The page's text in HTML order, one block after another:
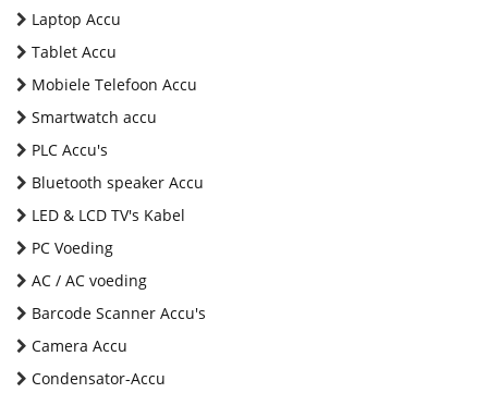
Laptop Accu
Tablet Accu
Mobiele Telefoon Accu
Smartwatch accu
PLC Accu's
Bluetooth speaker Accu
LED & LCD TV's Kabel
PC Voeding
AC / AC voeding
Barcode Scanner Accu's
Camera Accu
Condensator-Accu